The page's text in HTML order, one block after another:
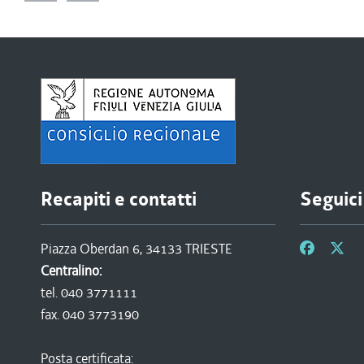
Recapiti e contatti
Piazza Oberdan 6, 34133 TRIESTE
Centralino:
tel. 040 3771111
fax. 040 3773190
Posta certificata: